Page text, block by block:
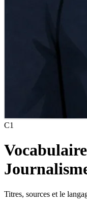
C1
Titres, sources et le